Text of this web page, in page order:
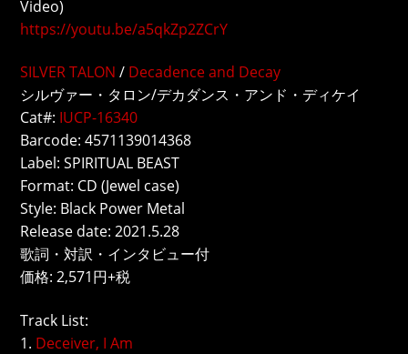
Video)
https://youtu.be/a5qkZp2ZCrY
SILVER TALON / Decadence and Decay
シルヴァー・タロン/デカダンス・アンド・ディケイ
Cat#: IUCP-16340
Barcode: 4571139014368
Label: SPIRITUAL BEAST
Format: CD (Jewel case)
Style: Black Power Metal
Release date: 2021.5.28
歌詞・対訳・インタビュー付
価格: 2,571円+税
Track List:
1. Deceiver, I Am